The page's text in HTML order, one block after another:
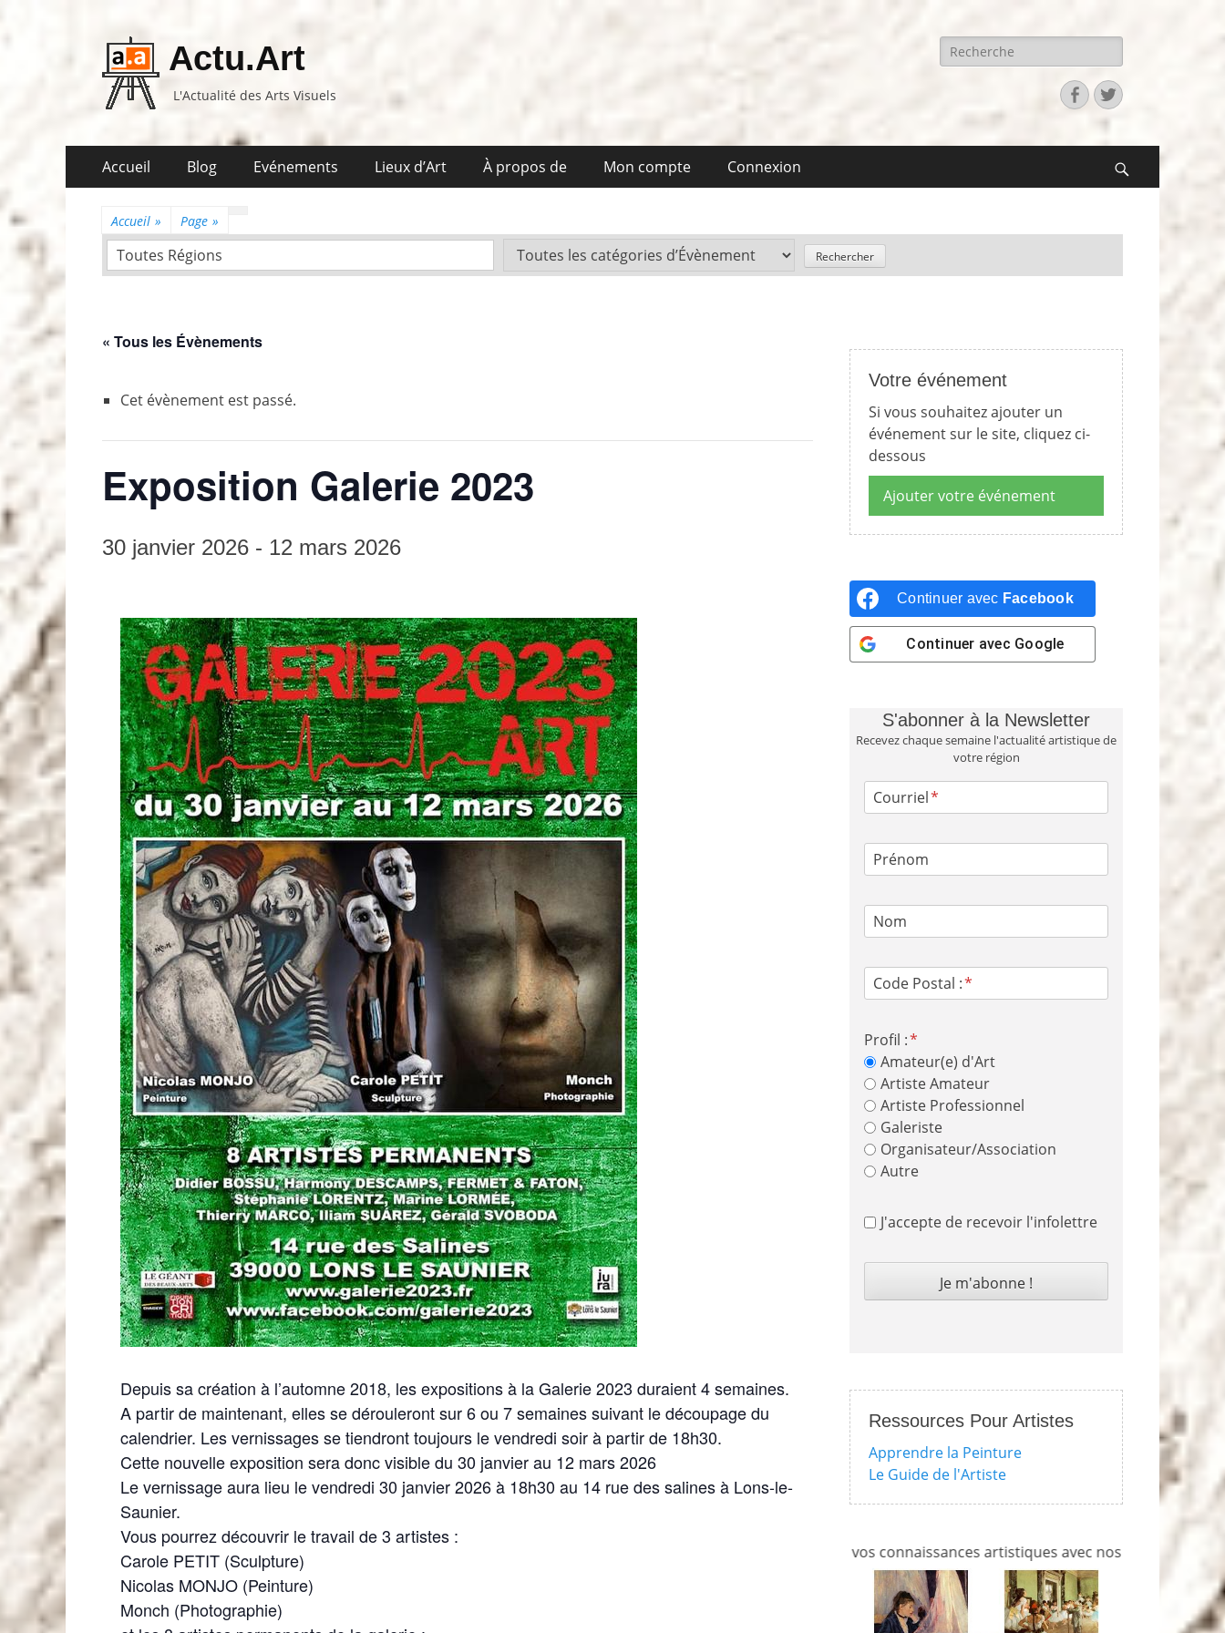
Actu.Art
L'Actualité des Arts Visuels
Recherche
pour:
Facebook
Twitter
Premier
menu
Accueil Blog Evénements Lieux d’Art À propos de Mon compte Connexion Search
Accueil » Page »
Toutes Régions
« Tous les Évènements
Cet évènement est passé.
Exposition Galerie 2023
30 janvier 2026 - 12 mars 2026
Depuis sa création à l’automne 2018, les expositions à la Galerie 2023 duraient 4 semaines.
A partir de maintenant, elles se dérouleront sur 6 ou 7 semaines suivant le découpage du
calendrier. Les vernissages se tiendront toujours le vendredi soir à partir de 18h30.
Cette nouvelle exposition sera donc visible du 30 janvier au 12 mars 2026
Le vernissage aura lieu le vendredi 30 janvier 2026 à 18h30 au 14 rue des salines à Lons-le-
Saunier.
Vous pourrez découvrir le travail de 3 artistes :
Carole PETIT (Sculpture)
Nicolas MONJO (Peinture)
Monch (Photographie)
Votre événement
Si vous souhaitez ajouter un
événement sur le site, cliquez ci-
dessous
Ajouter votre événement
Continuer avec Facebook
Continuer avec Google
S'abonner à la Newsletter
Recevez chaque semaine l'actualité artistique de
votre région
Courriel
Prénom
Nom
Code Postal :
Profil :
Amateur(e) d'Art
Artiste Amateur
Artiste Professionnel
Galeriste
Organisateur/Association
Autre
J'accepte de recevoir l'infolettre
Ressources Pour Artistes
Apprendre la Peinture
Le Guide de l'Artiste
Testez vos connaissances artistiques avec nos quizzes sur